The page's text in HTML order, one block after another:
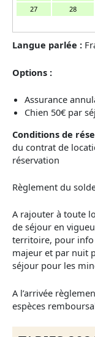
27
28
Langue parlée :
Options :
Assurance
Chien 50€ par
Conditions de
du contrat de
réservation
Règlement du
A rajouter à toute
de séjour en
territoire, pour info
majeur et par nuit
séjour pour les
A l’arrivée
espèces